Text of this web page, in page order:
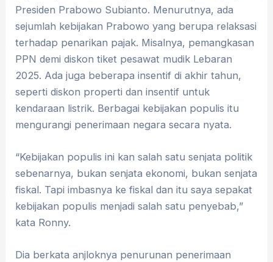
Presiden Prabowo Subianto. Menurutnya, ada
sejumlah kebijakan Prabowo yang berupa relaksasi
terhadap penarikan pajak. Misalnya, pemangkasan
PPN demi diskon tiket pesawat mudik Lebaran
2025. Ada juga beberapa insentif di akhir tahun,
seperti diskon properti dan insentif untuk
kendaraan listrik. Berbagai kebijakan populis itu
mengurangi penerimaan negara secara nyata.
“Kebijakan populis ini kan salah satu senjata politik
sebenarnya, bukan senjata ekonomi, bukan senjata
fiskal. Tapi imbasnya ke fiskal dan itu saya sepakat
kebijakan populis menjadi salah satu penyebab,”
kata Ronny.
Dia berkata anjloknya penurunan penerimaan